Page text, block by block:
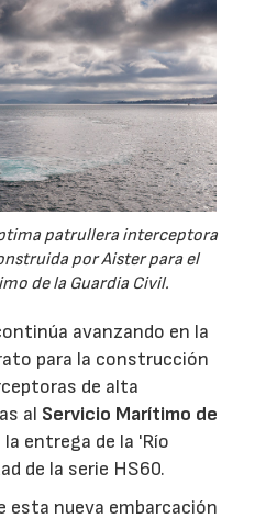
patrullera interceptora
por Aister para el
de la Guardia Civil.
avanzando en la
para la construcción
de alta
al Servicio Marítimo de
la entrega de la 'Río
de la serie HS60.
esta nueva embarcación